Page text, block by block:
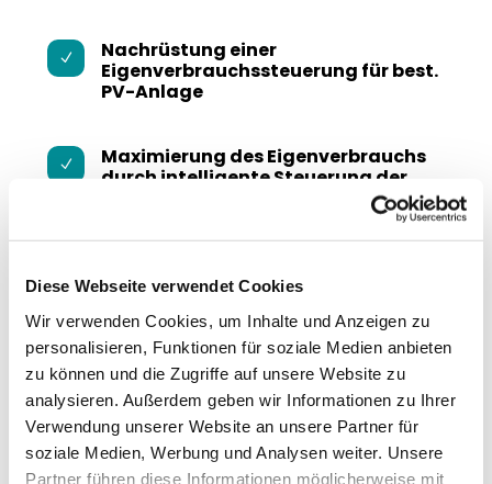
Diese Webseite verwendet Cookies
Wir verwenden Cookies, um Inhalte und Anzeigen zu
personalisieren, Funktionen für soziale Medien anbieten
zu können und die Zugriffe auf unsere Website zu
analysieren. Außerdem geben wir Informationen zu Ihrer
Verwendung unserer Website an unsere Partner für
soziale Medien, Werbung und Analysen weiter. Unsere
Partner führen diese Informationen möglicherweise mit
N
Nachrüstung einer
Eigenverbrauchssteuerung für best.
PV-Anlage
N
Maximierung des Eigenverbrauchs
durch intelligente Steuerung der
Monitoring, Überwachung und
Eigenverbrauchssteuerung über
SolarLog